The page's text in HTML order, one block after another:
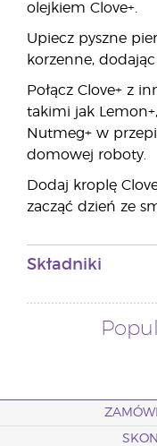
olejkiem Clove+.
Upiecz pyszne
korzenne,
Połącz Clove+ z
takimi jak
Nutmeg+ w
domowej roboty.
Dodaj kroplę
zacząć dzień ze
Składniki